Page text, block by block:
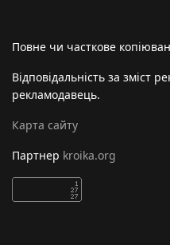
Повне чи часткове
Відповідальність за зміст
рекламодавець.
Карта сайту
Партнер kroika.org